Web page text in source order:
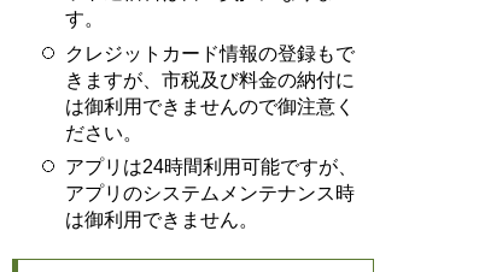
す。
クレジットカード情報の登録もで
きますが、市税及び料金の納付に
は御利用できませんので御注意く
ださい。
アプリは24時間利用可能ですが、
アプリのシステムメンテナンス時
は御利用できません。